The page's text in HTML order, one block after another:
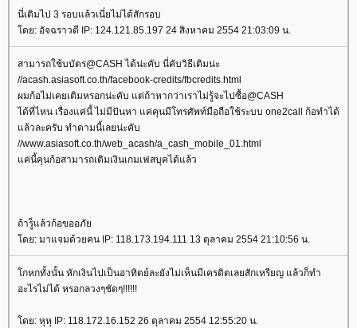
นี่เติมไป 3 รอบแล้วเนี่ยไม่ได้สักรอบ
ดย: อัจฉราวดี IP: 124.121.85.197 24 สิงหาคม 2554 21:03:09 น.
สามารถใช้บบัตร@CASH ได้น่ะคับ นี่คับวิธีเติมน่ะ
//acash.asiasoft.co.th/facebook-credits/fbcredits.html
ผมก้อไม่เคยเติมหรอกน่ะคับ แต่ถ้าหากว่าเราไม่รู้จะไปซื้อ@CASH
ได้ที่ไหน เรื่องแค่นี้ ไม่มีปันหา แค่คุนมีโทรศัพท์มือถือใช้ระบบ one2call ก้อทำได้
ล้วละครับ ทำตามนี้เลยน่ะคับ
//www.asiasoft.co.th/web_acash/a_cash_mobile_01.html
ค่นี้คุนก้อสามารถเติมเงินเกมเฟสบุคได้แล้ว
ถ้ารู็แล้วก้อขออภั
ดย: มาแจมด้วยคน IP: 118.173.194.111 13 ตุลาคม 2554 21:10:56 น.
กหกทั้งนั้น หักเงินไปเป็นอาทิตย์ละยังไม่เห็นมีเครดิตเลยสักเหรียญ แล้วก็ทำ
อะไรไม่ได้ หรอกลวงๆชัดๆ!!!!!!
ดย: หุหุ IP: 118.172.16.152 26 ตุลาคม 2554 12:55:20 น.